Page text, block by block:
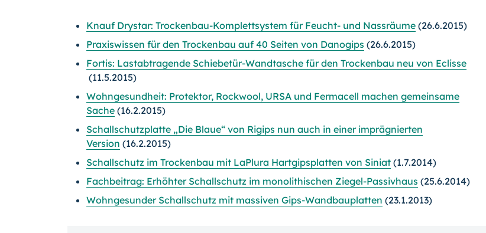
Knauf Drystar: Trockenbau-Komplettsystem für Feucht- und Nassräume (26.6.2015)
Praxiswissen für den Trockenbau auf 40 Seiten von Danogips (26.6.2015)
Fortis: Lastabtragende Schiebetür-Wandtasche für den Trockenbau neu von Eclisse
(11.5.2015)
Wohngesundheit: Protektor, Rockwool, URSA und Fermacell machen gemeinsame
Sache (16.2.2015)
Schallschutzplatte „Die Blaue“ von Rigips nun auch in einer imprägnierten
Version (16.2.2015)
Schallschutz im Trockenbau mit LaPlura Hartgipsplatten von Siniat (1.7.2014)
Fachbeitrag: Erhöhter Schallschutz im monolithischen Ziegel-Passivhaus (25.6.2014)
Wohngesunder Schallschutz mit massiven Gips-Wandbauplatten (23.1.2013)